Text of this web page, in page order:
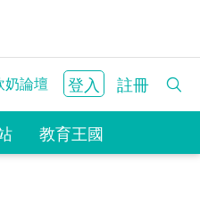
奶論壇 登入 註冊
教育王國